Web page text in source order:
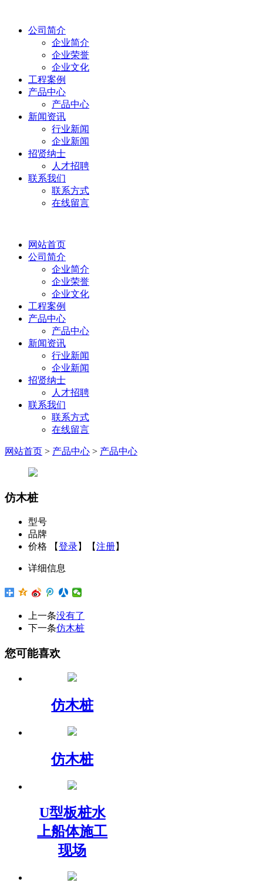
公司简介
企业简介
企业荣誉
企业文化
工程案例
产品中心
产品中心
新闻资讯
行业新闻
企业新闻
招贤纳士
人才招聘
联系我们
联系方式
在线留言
网站首页
公司简介
企业简介
企业荣誉
企业文化
工程案例
产品中心
产品中心
新闻资讯
行业新闻
企业新闻
招贤纳士
人才招聘
联系我们
联系方式
在线留言
网站首页 > 产品中心 > 产品中心
仿木桩
型号
品牌
价格 【登录】【注册】
详细信息
上一条没有了
下一条仿木桩
您可能喜欢
仿木桩
仿木桩
U型板桩水
上船体施工
现场